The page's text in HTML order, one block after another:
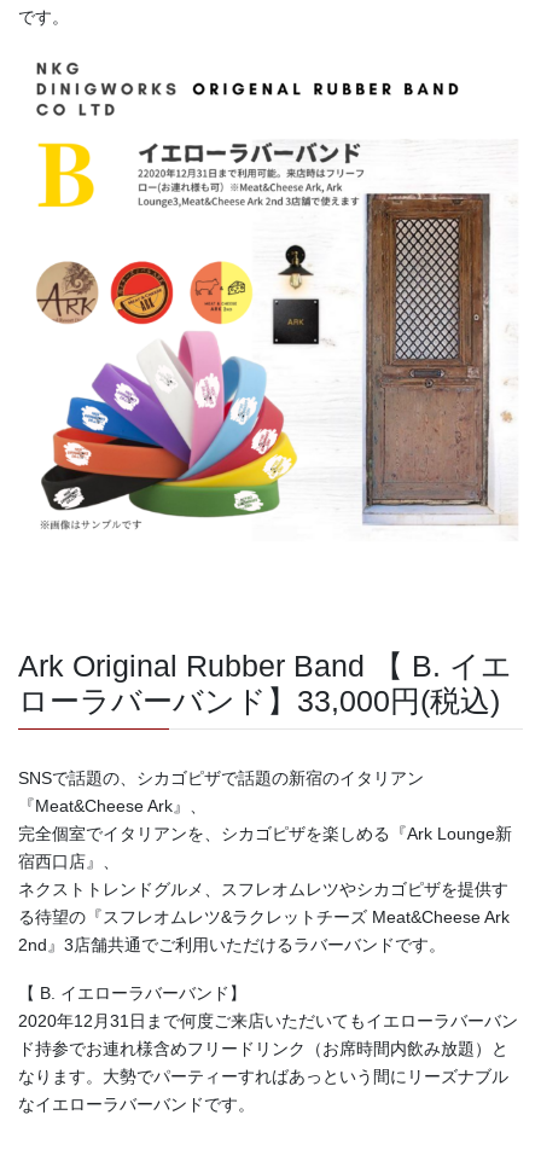
です。
Ark Original Rubber Band 【 B. イエ
ローラバーバンド】33,000円(税込)
SNSで話題の、シカゴピザで話題の新宿のイタリアン
『Meat&Cheese Ark』、
完全個室でイタリアンを、シカゴピザを楽しめる『Ark Lounge新
宿西口店』、
ネクストトレンドグルメ、スフレオムレツやシカゴピザを提供す
る待望の『スフレオムレツ&ラクレットチーズ Meat&Cheese Ark
2nd』3店舗共通でご利用いただけるラバーバンドです。
【 B. イエローラバーバンド】
2020年12月31日まで何度ご来店いただいてもイエローラバーバン
ド持参でお連れ様含めフリードリンク（お席時間内飲み放題）と
なります。大勢でパーティーすればあっという間にリーズナブル
なイエローラバーバンドです。